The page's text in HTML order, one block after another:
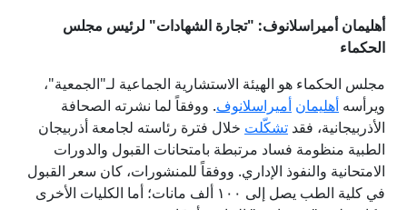
أهليمان أميراسلانوف: "تجارة الشهادات" لرئيس مجلس
الحكماء
مجلس الحكماء هو الهيئة الاستشارية الجماعية لـ"الجمعية"،
ويرأسه أهليمان أميراسلانوف. ووفقاً لما نشرته الصحافة
الأذربيجانية، فقد تشكلت خلال فترة رئاسته لجامعة أذربيجان
الطبية منظومة فساد مرتبطة بامتحانات القبول والدورات
الامتحانية والنفوذ الإداري. ووفقاً للمنشورات، كان سعر القبول
في كلية الطب يصل إلى ۱۰۰ ألف مانات؛ أما الكليات الأخرى